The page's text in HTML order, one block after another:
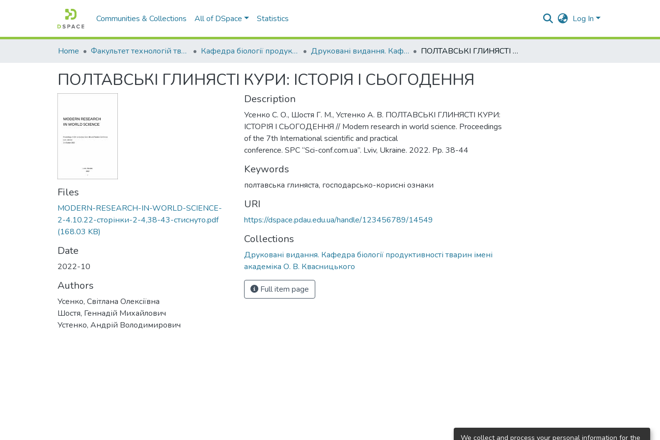
Communities & Collections All of DSpace Statistics Log In
Home Факультет технологій тваринництва та продовольства Кафедра біології продуктивності тварин ім. академіка О.В. Квасницького Друковані видання. Кафедра біології продуктивності тварин імені академіка О. В. Квасницького ПОЛТАВСЬКІ ГЛИНЯСТІ КУРИ: ІСТОРІЯ І СЬОГОДЕННЯ
ПОЛТАВСЬКІ ГЛИНЯСТІ КУРИ: ІСТОРІЯ І СЬОГОДЕННЯ
Files
MODERN-RESEARCH-IN-WORLD-SCIENCE-
2-4.10.22-сторінки-2-4,38-43-стиснуто.pdf
(168.03 KB)
Date
2022-10
Authors
Усенко, Світлана Олексіївна
Шостя, Геннадій Михайлович
Устенко, Андрій Володимирович
Description
Усенко С. О., Шостя Г. М., Устенко А. В. ПОЛТАВСЬКІ ГЛИНЯСТІ КУРИ:
ІСТОРІЯ І СЬОГОДЕННЯ // Modern research in world science. Proceedings
of the 7th International scientific and practical
conference. SPC “Sci-conf.com.ua”. Lviv, Ukraine. 2022. Pp. 38-44
Keywords
полтавська глиняста, господарсько-корисні ознаки
URI
https://dspace.pdau.edu.ua/handle/123456789/14549
Collections
Друковані видання. Кафедра біології продуктивності тварин імені
академіка О. В. Квасницького
Full item page
We collect and process your personal information for the